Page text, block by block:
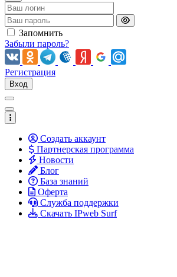
Запомнить
Забыли пароль?
Регистрация
Вход
Создать аккаунт
Партнерская программа
Новости
Блог
База знаний
Оферта
Служба поддержки
Скачать IPweb Surf